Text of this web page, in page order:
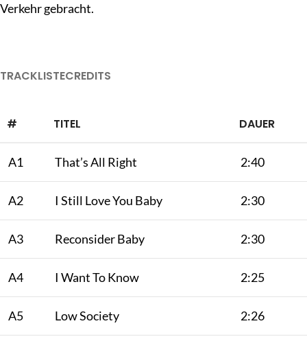
Verkehr gebracht.
TRACKLISTECREDITS
# TITEL DAUER
A1 That’s All Right 2:40
A2 I Still Love You Baby 2:30
A3 Reconsider Baby 2:30
A4 I Want To Know 2:25
A5 Low Society 2:26